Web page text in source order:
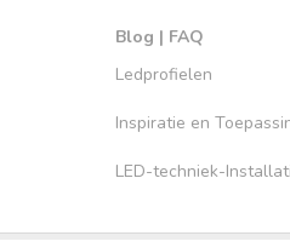
Blog | FAQ
Ledprofielen
Inspiratie en
LED-techniek-